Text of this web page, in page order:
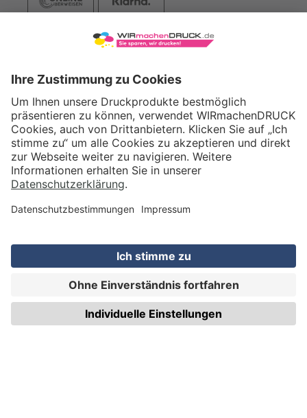
VERSAND
WIRmachenDRUCK GmbH